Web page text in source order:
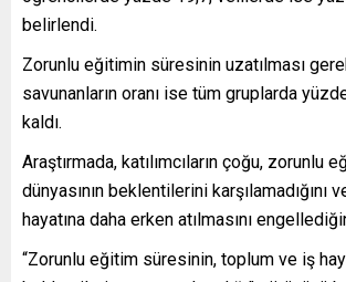
belirlendi.
Zorunlu eğitimin süresinin uzatılması
savunanların oranı ise tüm gruplarda
kaldı.
Araştırmada, katılımcıların çoğu, zorunlu
dünyasının beklentilerini karşılamadığını
hayatına daha erken atılmasını
“Zorunlu eğitim süresinin, toplum ve iş